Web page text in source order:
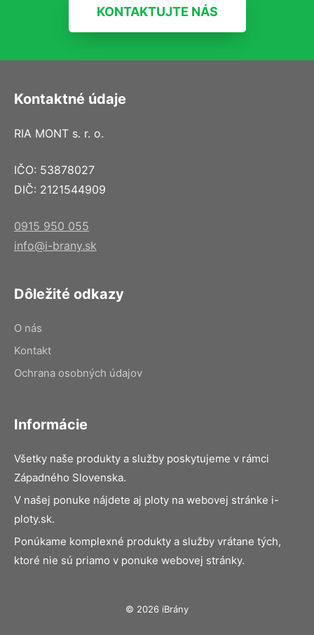
KONTAKTUJTE NÁS
Kontaktné údaje
RIA MONT s. r. o.
IČO: 53878027
DIČ: 2121544909
0915 950 055
info@i-brany.sk
Dôležité odkazy
O nás
Kontakt
Ochrana osobných údajov
Informácie
Všetky naše produkty a služby poskytujeme v rámci
Západného Slovenska.
V našej ponuke nájdete aj ploty na webovej stránke i-
ploty.sk.
Ponúkame komplexné produkty a služby vrátane tých,
ktoré nie sú priamo v ponuke webovej stránky.
© 2026 iBrány